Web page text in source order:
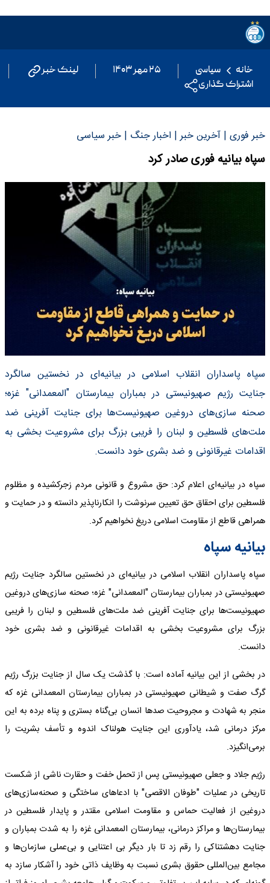
خانه سیاسی ۲۵ مهر ۱۴۰۳
لینک خبر
اشتراک گذاری
خبر فوری | آخرین خبر | اخبار جنگ | خبر سیاسی
سپاه بیانیه فوری صادر کرد
سپاه پاسداران انقلاب اسلامی در بیانیه‌ای در نخستین سالگرد
جنایت رژیم صهیونیستی در بمباران بیمارستان "المعمدانی" غزه؛
صحنه سازی‌های دروغین صهیونیست‌ها برای جنایت آفرینی ضد
ملت‌های فلسطین و لبنان را فریبی بزرگ برای مشروعیت بخشی به
اقدامات غیرقانونی و ضد بشری خود دانست.
سپاه در بیانیه‌ای اعلام کرد: حق مشروع و قانونی مردم زجرکشیده و مظلوم
فلسطین برای احقاق حق تعیین سرنوشت را انکارناپذیر دانسته و در حمایت و
همراهی قاطع از مقاومت اسلامی دریغ نخواهیم کرد.
بیانیه سپاه
سپاه پاسداران انقلاب اسلامی در بیانیه‌ای در نخستین سالگرد جنایت رژیم
صهیونیستی در بمباران بیمارستان "المعمدانی" غزه؛ صحنه سازی‌های دروغین
صهیونیست‌ها برای جنایت آفرینی ضد ملت‌های فلسطین و لبنان را فریبی
بزرگ برای مشروعیت بخشی به اقدامات غیرقانونی و ضد بشری خود
دانست.
در بخشی از این بیانیه آماده است: با گذشت یک سال از جنایت بزرگ رژیم
گرگ صفت و شیطانی صهیونیستی در بمباران بیمارستان المعمدانی غزه که
منجر به شهادت و مجروحیت صدها انسان بی‌گناه بستری و پناه برده به این
مرکز درمانی شد، یادآوری این جنایت هولناک اندوه و تأسف بشریت را
برمی‌انگیزد.
رژیم جلاد و جعلی صهیونیستی پس از تحمل خفت و حقارت ناشی از شکست
تاریخی در عملیات "طوفان الاقصی" با ادعاهای ساختگی و صحنه‌سازی‌های
دروغین از فعالیت حماس و مقاومت اسلامی مقتدر و پایدار فلسطین در
بیمارستان‌ها و مراکز درمانی، بیمارستان المعمدانی غزه را به شدت بمباران و
جنایت دهشتناکی را رقم زد تا بار دیگر بی اعتنایی و بی‌عملی سازمان‌ها و
مجامع بین‌المللی حقوق بشری نسبت به وظایف ذاتی خود را آشکار سازد به